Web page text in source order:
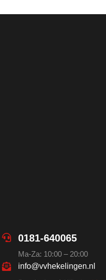
0181-640065
Ma-Za: 10:00 – 20:00
info@vvhekelingen.nl